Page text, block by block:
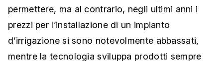
permettere, ma al contrario, negli ultimi anni i
prezzi per l’installazione di un impianto
d’irrigazione si sono notevolmente abbassati,
mentre la tecnologia sviluppa prodotti sempre